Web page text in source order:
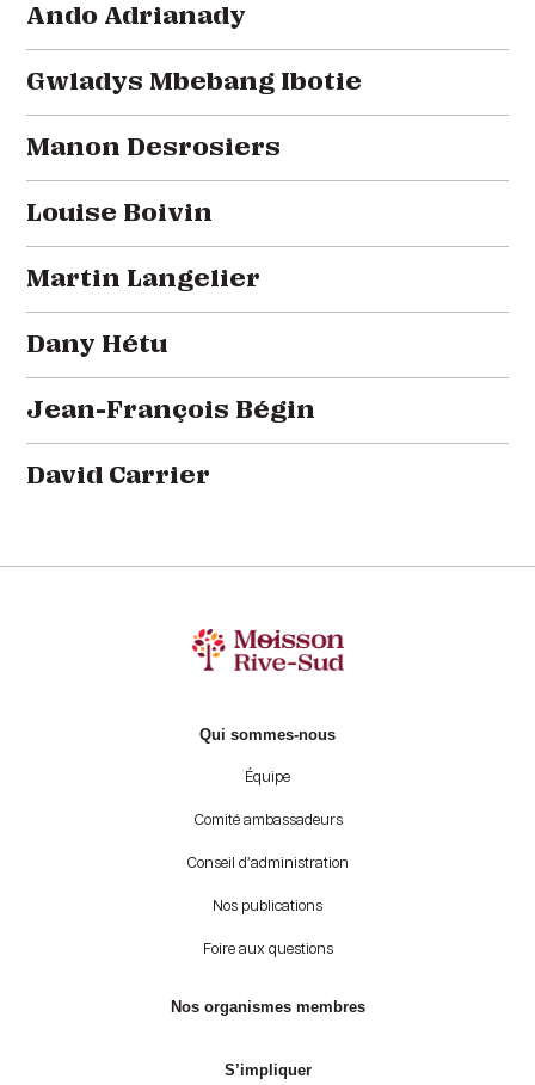
Ando Adrianady
Gwladys Mbebang Ibotie
Manon Desrosiers
Louise Boivin
Martin Langelier
Dany Hétu
Jean-François Bégin
David Carrier
Qui sommes-nous
Équipe
Comité ambassadeurs
Conseil d’administration
Nos publications
Foire aux questions
Nos organismes membres
S’impliquer